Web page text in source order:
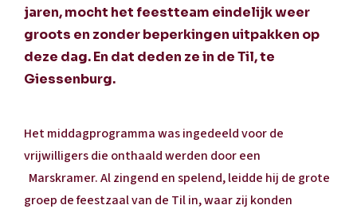
jaren, mocht het feestteam eindelijk weer
groots en zonder beperkingen uitpakken op
deze dag. En dat deden ze in de Til, te
Giessenburg.
Het middagprogramma was ingedeeld voor de
vrijwilligers die onthaald werden door een
Marskramer. Al zingend en spelend, leidde hij de grote
groep de feestzaal van de Til in, waar zij konden